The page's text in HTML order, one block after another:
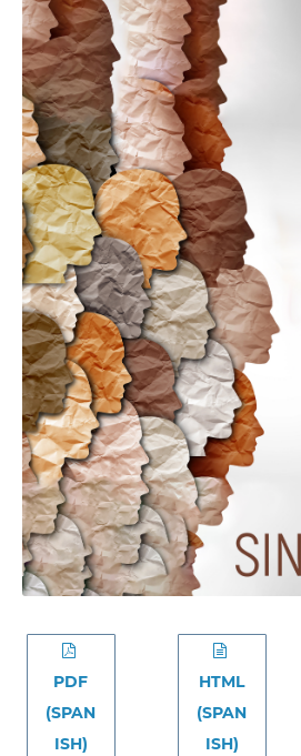
PDF
(SPAN
ISH)
HTML
(SPAN
ISH)